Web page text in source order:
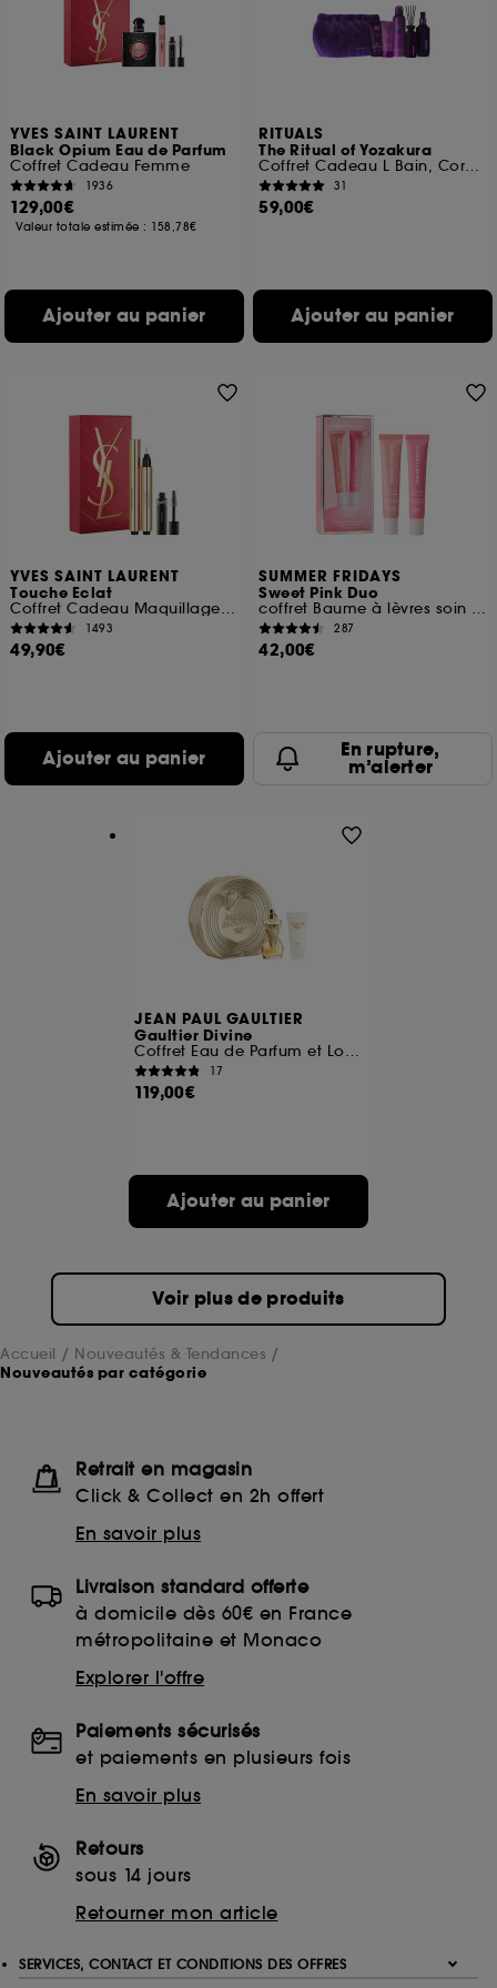
YVES SAINT LAURENT
Black Opium Eau de Parfum
Coffret Cadeau Femme
1936
129,00€
Valeur totale estimée : 158,78€
Ajouter au panier
RITUALS
The Ritual of Yozakura
Coffret Cadeau L Bain, Corps & Maison
31
59,00€
Ajouter au panier
YVES SAINT LAURENT
Touche Eclat
Coffret Cadeau Maquillage Stylo Illuminateur de Teint
1493
49,90€
Ajouter au panier
SUMMER FRIDAYS
Sweet Pink Duo
coffret Baume à lèvres soin hydratant
287
42,00€
En rupture,
m’alerter
JEAN PAUL GAULTIER
Gaultier Divine
Coffret Eau de Parfum et Lotion pour le corps
17
119,00€
Ajouter au panier
Voir plus de produits
Accueil Nouveautés & Tendances
Nouveautés par catégorie
Retrait en magasin
Click & Collect en 2h offert
En savoir plus
Livraison standard offerte
à domicile dès 60€ en France
métropolitaine et Monaco
Explorer l'offre
Paiements sécurisés
et paiements en plusieurs fois
En savoir plus
Retours
sous 14 jours
Retourner mon article
SERVICES, CONTACT ET CONDITIONS DES OFFRES